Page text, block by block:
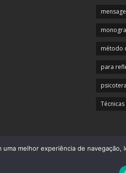
método
para
© 2013
melhor experiência de